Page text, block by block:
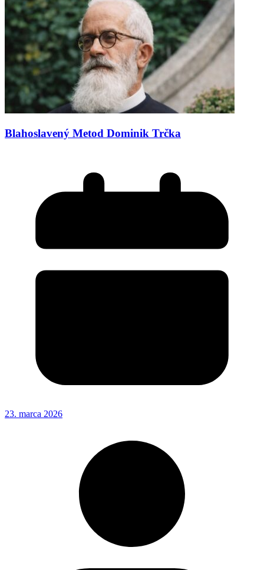
Blahoslavený Metod Dominik Trčka
23. marca 2026